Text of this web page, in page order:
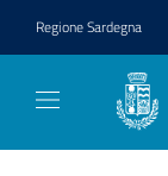
RegioneSardegna